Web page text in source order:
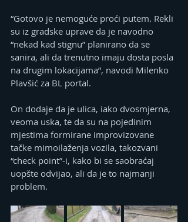
“Gotovo je nemoguće proći putem. Rekli
su iz gradske uprave da je navodno
“nekad kad stignu” planirano da se
sanira, ali da trenutno imaju dosta posla
na drugim lokacijama”, navodi Milenko
Plavšić za BL portal.
On dodaje da je ulica, iako dvosmjerna,
veoma uska, te da su na pojedinim
mjestima formirane improvizovane
tačke mimoilaženja vozila, takozvani
“check point”-i, kako bi se saobraćaj
uopšte odvijao, ali da je to najmanji
problem.